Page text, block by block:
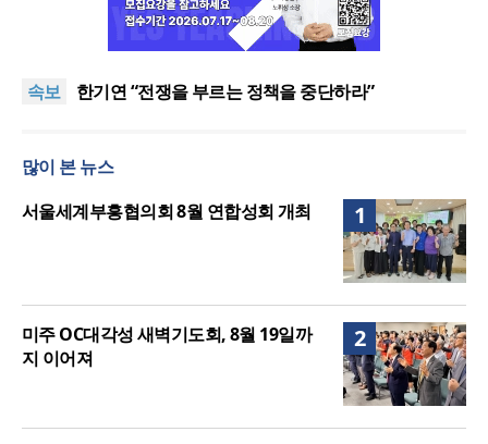
속보
“한국 복음의 시작에는 미국보다 먼저 일본이 있었습
주길”
한기연 “전쟁을 부르는 정책을 중단하라”
성회 위해 협력
“한국 복음의 시작에는 미국보다 먼저 일본이 있었습
“기도로 시작한 스틸 美 대사, 한미동맹의 가교 되어
주길”
많이 본 뉴스
1
서울세계부흥협의회 8월 연합성회 개최
2
미주 OC대각성 새벽기도회, 8월 19일까
지 이어져